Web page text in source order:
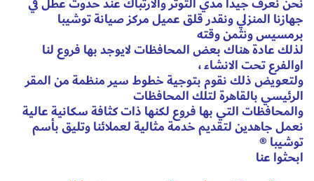
جهازنا المنزلي ونقدر قلق عميل مركز صيانة توشيبا
برمسيس ونثمن وقته
لذلك عادة هناك بعض المحافظات لايوجد بها فروع لنا
اوالفرع تحت الانشاء ،
ولتعويض ذلك نقوم بتوجية خطوط سير منظمة من المقر
الرئيسي بالقاهرة لتلك المحافظات
والمحافظات التي بها فروع لكنها ذات كثافة سكانية عالية
نعمل جاهدين لتقديم خدمة مثالية لعملائنا وتليق بأسم
توشيبا ®
ابحثوا عنا